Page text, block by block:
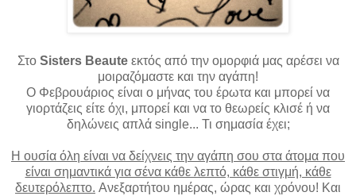
Στο Sisters Beauteεκτός από την ομορφιά μας αρέσει να
μοιραζόμαστε και την αγάπη!
Ο Φεβρουάριος είναι ο μήνας του έρωτα και μπορεί να
γιορτάζεις είτε όχι, μπορεί και να το θεωρείς κλισέ ή να
δηλώνεις απλά single... Τι σημασία έχει;
Η ουσία όλη είναι να δείχνεις την αγάπη σου στα άτομα που
είναι σημαντικά για σένα κάθε λεπτό, κάθε στιγμή, κάθε
δευτερόλεπτο. Ανεξαρτήτου ημέρας, ώρας και χρόνου! Και